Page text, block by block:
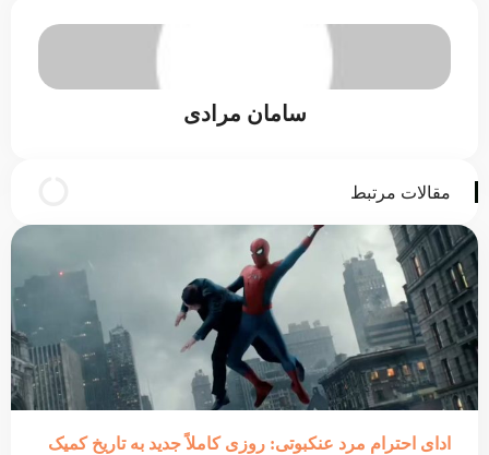
سامان مرادی
مقالات مرتبط
ادای احترام مرد عنکبوتی: روزی کاملاً جدید به تاریخ کمیک